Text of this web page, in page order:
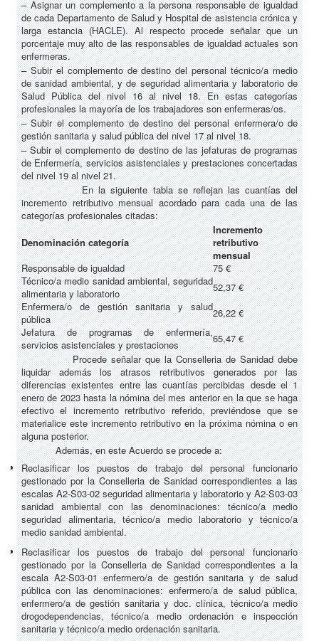
– Asignar un complemento a la persona responsable de igualdad
de cada Departamento de Salud y Hospital de asistencia crónica y
larga estancia (HACLE). Al respecto procede señalar que un
porcentaje muy alto de las responsables de igualdad actuales son
enfermeras.
– Subir el complemento de destino del personal técnico/a medio
de sanidad ambiental, y de seguridad alimentaria y laboratorio de
Salud Pública del nivel 16 al nivel 18. En estas categorías
profesionales la mayoría de los trabajadores son enfermeras/os.
– Subir el complemento de destino del personal enfermera/o de
gestión sanitaria y salud pública del nivel 17 al nivel 18.
– Subir el complemento de destino de las jefaturas de programas
de Enfermería, servicios asistenciales y prestaciones concertadas
del nivel 19 al nivel 21.
En la siguiente tabla se reflejan las cuantías del
incremento retributivo mensual acordado para cada una de las
categorías profesionales citadas:
Denominación categoría
Incremento
retributivo
mensual
Responsable de igualdad
75 €
Técnico/a medio sanidad ambiental, seguridad
alimentaria y laboratorio
52,37 €
Enfermera/o de gestión sanitaria y salud
pública
26,22 €
Jefatura de programas de enfermería,
servicios asistenciales y prestaciones
65,47 €
Procede señalar que la Conselleria de Sanidad debe
liquidar además los atrasos retributivos generados por las
diferencias existentes entre las cuantías percibidas desde el 1
enero de 2023 hasta la nómina del mes anterior en la que se haga
efectivo el incremento retributivo referido, previéndose que se
materialice este incremento retributivo en la próxima nómina o en
alguna posterior.
Además, en este Acuerdo se procede a:
Reclasificar los puestos de trabajo del personal funcionario
gestionado por la Conselleria de Sanidad correspondientes a las
escalas A2-S03-02 seguridad alimentaria y laboratorio y A2-S03-03
sanidad ambiental con las denominaciones: técnico/a medio
seguridad alimentaria, técnico/a medio laboratorio y técnico/a
medio sanidad ambiental.
Reclasificar los puestos de trabajo del personal funcionario
gestionado por la Conselleria de Sanidad correspondientes a la
escala A2-S03-01 enfermero/a de gestión sanitaria y de salud
pública con las denominaciones: enfermero/a de salud pública,
enfermero/a de gestión sanitaria y doc. clínica, técnico/a medio
drogodependencias, técnico/a medio ordenación e inspección
sanitaria y técnico/a medio ordenación sanitaria.